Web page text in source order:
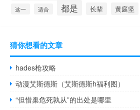
这一 适合 都是 长辈 黄庭坚
猜你想看的文章
hades枪攻略
动漫艾斯德斯（艾斯德斯h福利图）
“但惜巢危死孰从”的出处是哪里